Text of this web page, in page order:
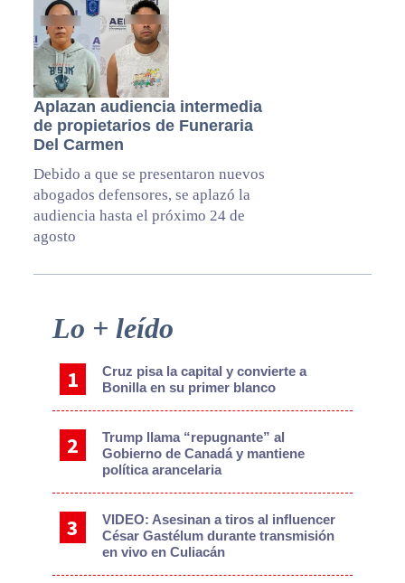
Aplazan audiencia intermedia
de propietarios de Funeraria
Del Carmen
Debido a que se presentaron nuevos
abogados defensores, se aplazó la
audiencia hasta el próximo 24 de
agosto
Primary
Sidebar
Lo + leído
Cruz pisa la capital y convierte a
Bonilla en su primer blanco
Trump llama “repugnante” al
Gobierno de Canadá y mantiene
política arancelaria
VIDEO: Asesinan a tiros al influencer
César Gastélum durante transmisión
en vivo en Culiacán